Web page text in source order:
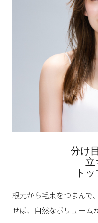
分け
立
ト
根元から毛束をつまんで、
せば、 自然なボリューム